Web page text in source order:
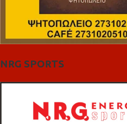
NRG SPORTS